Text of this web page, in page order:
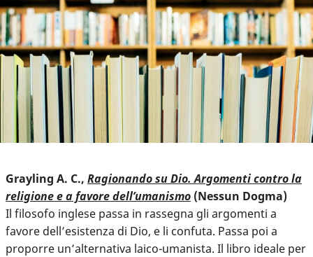
Grayling A. C., Ragionando su Dio. Argomenti contro la
religione e a favore dell’umanismo (Nessun Dogma)
Il filosofo inglese passa in rassegna gli argomenti a
favore dell’esistenza di Dio, e li confuta. Passa poi a
proporre un’alternativa laico-umanista. Il libro ideale per